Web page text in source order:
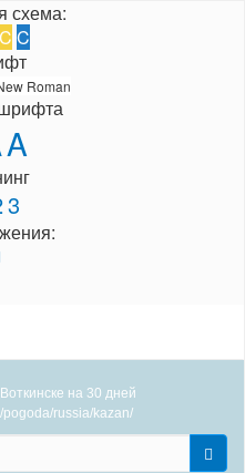
схема:
C C
Roman
A
3
на 30 дней
pogoda/russia/kazan/